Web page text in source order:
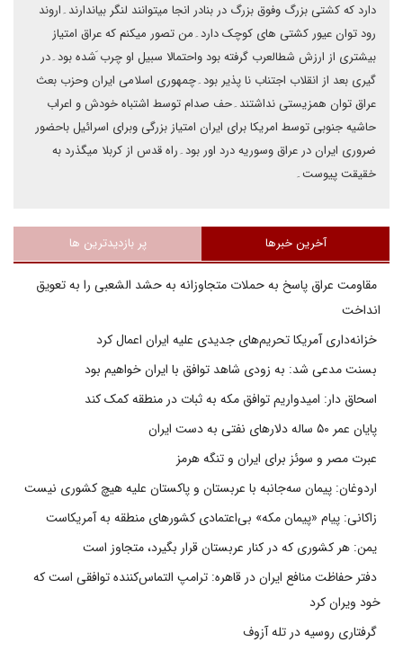
دارد که کشتی بزرگ وفوق بزرگ در بنادر انجا میتوانند لنگر بیاندارند۔اروند
رود توان عیور کشتی های کوچک دارد۔من تصور میکنم که عراق امتیاز
بیشتری از ارزش شطالعرب گرفته بود واحتمالا سبیل او چرب َشده بود۔در
گیری بعد از انقلاب اجتناب نا پذیر بود۔چمهوری اسلامی ایران وحزب بعث
عراق توان همزیستی نداشتند۔حف صدام توسط اشتباه خودش و اعراب
حاشیه جنوبی توسط امریکا برای ایران امتیاز بزرگی وبرای اسرائیل باحضور
ضروری ایران در عراق وسوریه درد اور بود۔راه قدس از کربلا میگذرد به
خقیقت پیوست۔
آخرین خبرها پر بازدیدترین ها
مقاومت عراق پاسخ به حملات متجاوزانه به حشد الشعبی را به تعویق
انداخت
خزانه‌داری آمریکا تحریم‌های جدیدی علیه ایران اعمال کرد
بسنت مدعی شد: به زودی شاهد توافق با ایران خواهیم بود
اسحاق دار: امیدواریم توافق مکه به ثبات در منطقه کمک کند
پایان عمر ۵۰ ساله دلارهای نفتی به دست ایران
عبرت مصر و سوئز برای ایران و تنگه هرمز
اردوغان: پیمان سه‌جانبه با عربستان و پاکستان علیه هیچ کشوری نیست
زاکانی: پیام «پیمان مکه» بی‌اعتمادی کشورهای منطقه به آمریکاست
یمن: هر کشوری که در کنار عربستان قرار بگیرد، متجاوز است
دفتر حفاظت منافع ایران در قاهره: ترامپ التماس‌کننده توافقی است که
خود ویران کرد
گرفتاری روسیه در تله آزوف